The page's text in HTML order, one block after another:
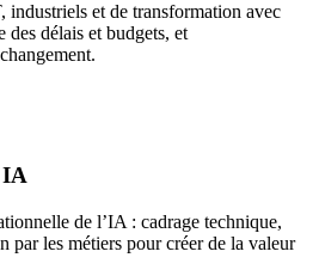
industriels et de transformation avec
des délais et budgets, et
IA
de l’IA : cadrage technique,
par les métiers pour créer de la valeur